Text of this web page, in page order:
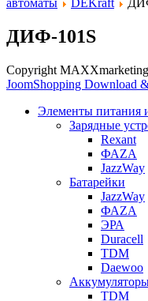
автоматы
DEKraft
ДИФ-101S
Copyright
JoomShopping Download
Элементы питания
Зарядные
Rexant
ФАZА
JazzWay
Батарейки
JazzWay
ФАZА
ЭРА
Duracell
TDM
Daewoo
TDM